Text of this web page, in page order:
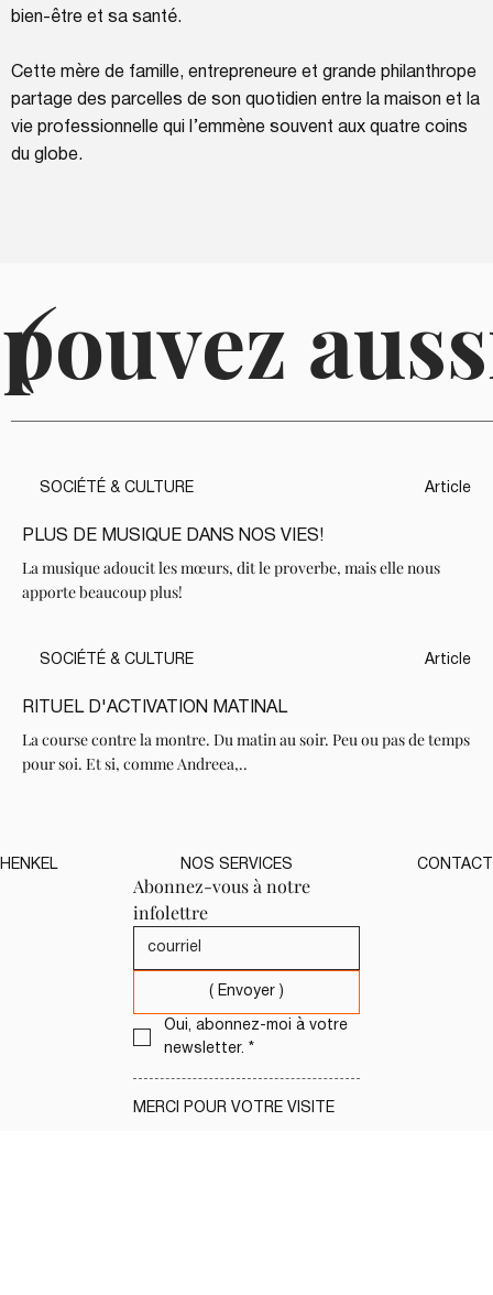
bien-être et sa santé.
Cette mère de famille, entrepreneure et grande philanthrope
partage des parcelles de son quotidien entre la maison et la
vie professionnelle qui l’emmène souvent aux quatre coins
du globe.
(
Article
PLUS DE MUSIQUE DANS NOS VIES!
La musique adoucit les mœurs, dit le proverbe, mais elle nous
apporte beaucoup plus!
SOCIÉTÉ & CULTURE
Article
RITUEL D'ACTIVATION MATINAL
La course contre la montre. Du matin au soir. Peu ou pas de temps
pour soi. Et si, comme Andreea,..
SOCIÉTÉ & CULTURE
Abonnez-vous à notre
infolettre
( Envoyer )
Oui, abonnez-moi à votre
newsletter. *
MERCI POUR VOTRE VISITE
HENKEL NOS SERVICES CONTACT